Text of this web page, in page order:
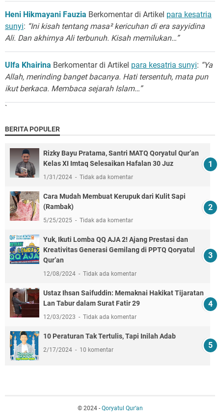
Heni Hikmayani Fauzia Berkomentar di Artikel para kesatria
sunyi: “Ini kisah tentang masa² kericuhan di era sayyidina
Ali. Dan akhirnya Ali terbunuh. Kisah memilukan…”
Ulfa Khairina Berkomentar di Artikel para kesatria sunyi: “Ya
Allah, merinding banget bacanya. Hati tersentuh, mata pun
ikut berkaca. Membaca sejarah Islam…”
`
BERITA POPULER
Rizky Bayu Pratama, Santri MATQ Qoryatul Qur’an
Kelas XI Imtaq Selesaikan Hafalan 30 Juz
1/31/2024 Tidak ada komentar
Cara Mudah Membuat Kerupuk dari Kulit Sapi
(Rambak)
5/25/2025 Tidak ada komentar
Yuk, Ikuti Lomba QQ AJA 2! Ajang Prestasi dan
Kreativitas Generasi Gemilang di PPTQ Qoryatul
Qur’an
12/08/2024 Tidak ada komentar
Ustaz Ihsan Saifuddin: Memaknai Hakikat Tijaratan
Lan Tabur dalam Surat Fatir 29
12/03/2023 Tidak ada komentar
10 Peraturan Tak Tertulis, Tapi Inilah Adab
2/17/2024 10 komentar
© 2024 - Qoryatul Qur‘an